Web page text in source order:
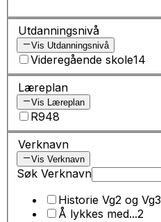
Utdanningsnivå
Vis Utdanningsnivå
Videregående skole14
Læreplan
Vis Læreplan
R948
Verknavn
Vis Verknavn
Søk Verknavn
Historie Vg2 og Vg3
Å lykkes med...2